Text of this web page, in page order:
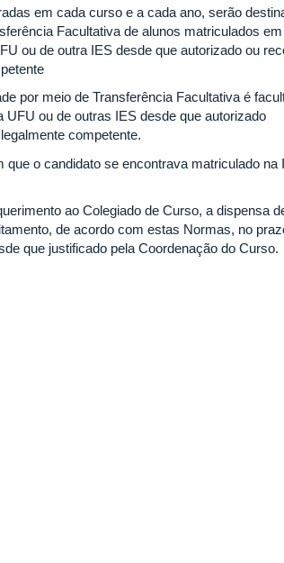
em cada curso e a cada ano, serão
Facultativa de alunos matriculados
ou de outra IES desde que autorizado ou
por meio de Transferência Facultativa é
ou de outras IES desde que autorizado
competente.
o candidato se encontrava matriculado na
ao Colegiado de Curso, a dispensa
de acordo com estas Normas, no
que justificado pela Coordenação do Curso.